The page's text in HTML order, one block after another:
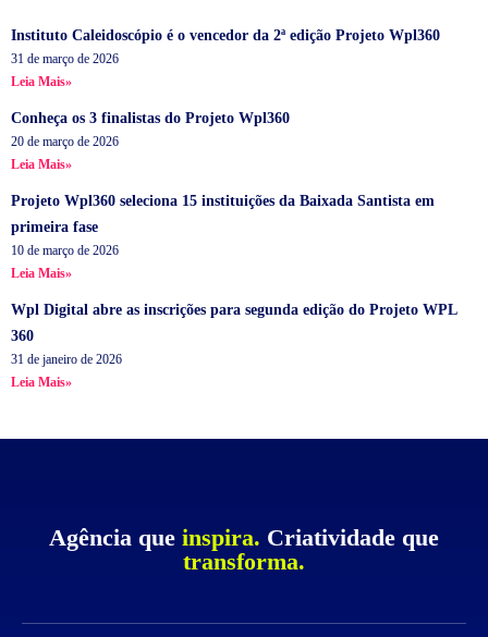
Instituto Caleidoscópio é o vencedor da 2ª edição Projeto Wpl360
31 de março de 2026
Leia Mais»
Conheça os 3 finalistas do Projeto Wpl360
20 de março de 2026
Leia Mais»
Projeto Wpl360 seleciona 15 instituições da Baixada Santista em
primeira fase
10 de março de 2026
Leia Mais»
Wpl Digital abre as inscrições para segunda edição do Projeto WPL
360
31 de janeiro de 2026
Leia Mais»
Agência que inspira. Criatividade que
transforma.